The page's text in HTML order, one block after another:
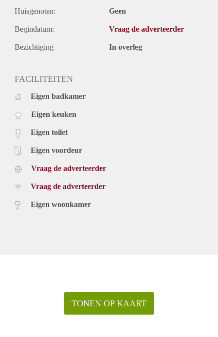
Huisgenoten: Geen
Begindatum: Vraag de adverteerder
Bezichtiging In overleg
FACILITEITEN
Eigen badkamer
Eigen keuken
Eigen toilet
Eigen voordeur
Vraag de adverteerder
Vraag de adverteerder
Eigen woonkamer
TONEN OP KAART